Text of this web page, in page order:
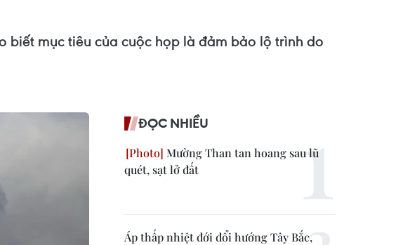
mục tiêu của cuộc họp là đảm bảo lộ trình do
ĐỌC NHIỀU
Mường Than tan hoang sau lũ
quét, sạt lở đất
Áp thấp nhiệt đới đổi hướng Tây Bắc,